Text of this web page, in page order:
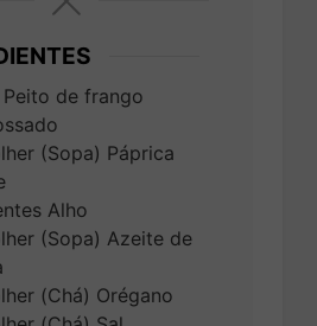
Peito de frango
(Sopa) Páprica
Alho
(Sopa) Azeite de
(Chá) Orégano